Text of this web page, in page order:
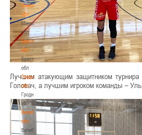
Минская
обл
Минская
обл
Брестская
обл
Брестская
обл
Гродненская
обл
Гродненская
обл
Витебская
обл
Витебская
Лучшим атакующим защитником
Головач, а лучшим игроком команды –